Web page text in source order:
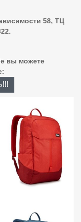
58, ТЦ
вы можете